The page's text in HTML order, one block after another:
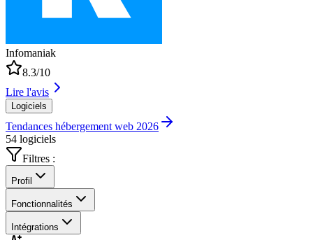
Infomaniak
8.3/10
Lire l'avis
Logiciels
Tendances hébergement web 2026
54 logiciels
Filtres :
Profil
Fonctionnalités
Intégrations